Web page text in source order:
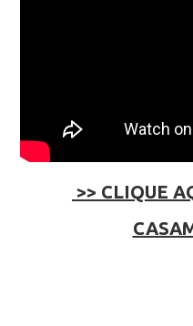
>> CLIQUE